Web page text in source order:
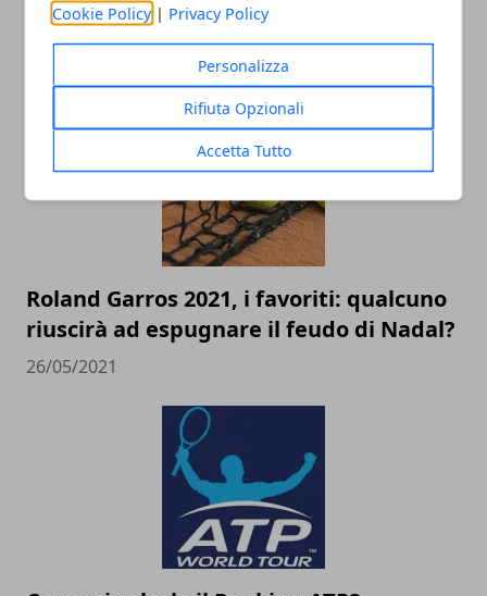
Cookie Policy | Privacy Policy
Personalizza
Rifiuta Opzionali
Accetta Tutto
tennis: consigli e suggerimenti
Roland Garros 2021, i favoriti: qualcuno
riuscirà ad espugnare il feudo di Nadal?
26/05/2021